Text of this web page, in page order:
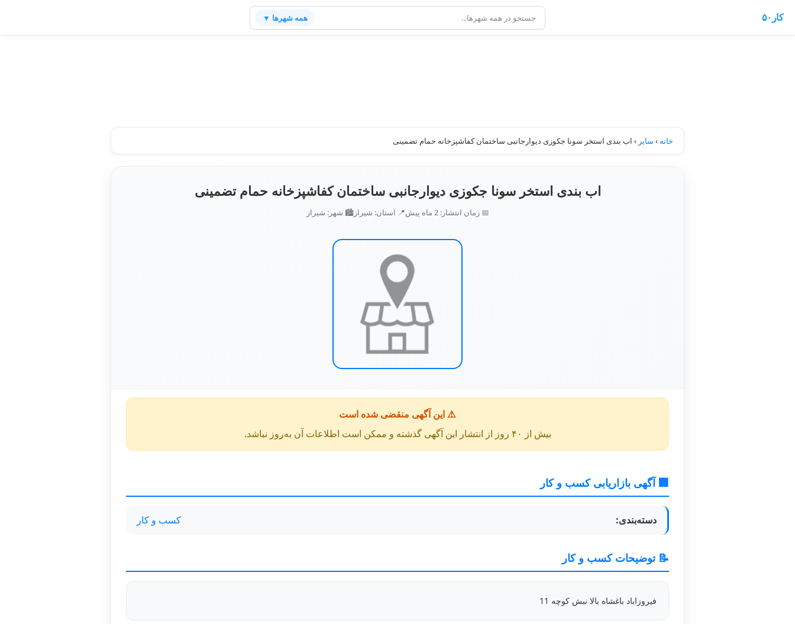
کار۵۰ همه شهرها ▼
خانه › سایر › اب بندی استخر سونا جکوزی دیوارجانبی ساختمان کفاشپزخانه حمام تضمینی
اب بندی استخر سونا جکوزی دیوارجانبی ساختمان کفاشپزخانه حمام تضمینی
📅 زمان انتشار: 2 ماه پیش 📍 استان: شیراز 🏙️ شهر: شیراز
⚠️ این آگهی منقضی شده است
بیش از ۴۰ روز از انتشار این آگهی گذشته و ممکن است اطلاعات آن به‌روز نباشد.
🏢 آگهی بازاریابی کسب و کار
دسته‌بندی: کسب و کار
📝 توضیحات کسب و کار
فیروزاباد باغشاه بالا نبش کوچه 11